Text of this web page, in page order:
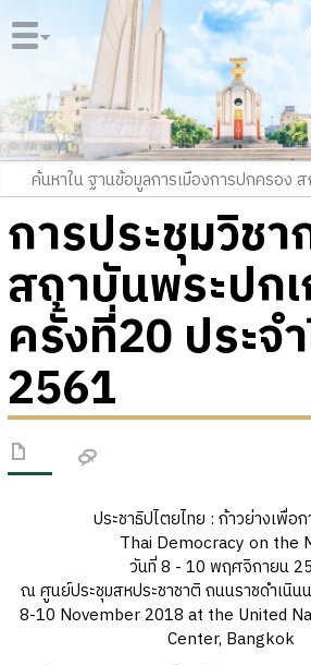
การประชุมวิชา
สถาบันพระปก
ครั้งที่20 ประจ
2561
ประชาธิปไตยไทย : ก้าวย่างเพื่อ
Thai Democracy on the
วันที่ 8 - 10 พฤศจิกายน
ณ ศูนย์ประชุมสหประชาชาติ ถนนราชดำเนิน
8-10 November 2018 at the United
Center, Bangkok